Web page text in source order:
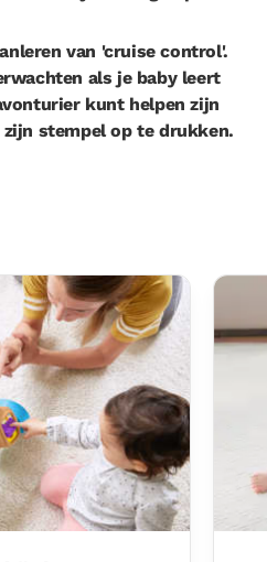
van 'cruise control'.
als je baby leert
kunt helpen zijn
stempel op te drukken.